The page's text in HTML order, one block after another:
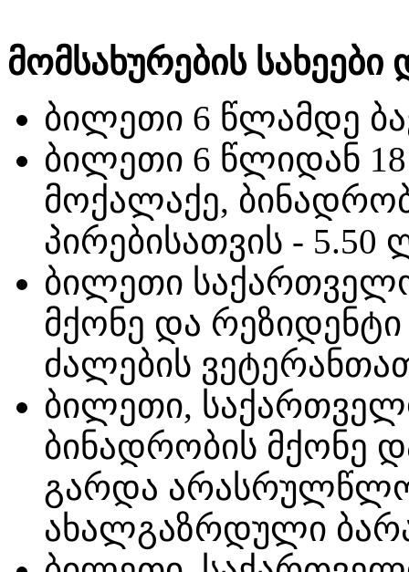
მომსახურების
ბილეთი 6 წლამდე
ბილეთი 6 წლიდან
მოქალაქე,
პირებისათვის - 5.50
ბილეთი
მქონე და
ძალების
ბილეთი,
ბინადრობის მქონე
გარდა
ახალგაზრდული